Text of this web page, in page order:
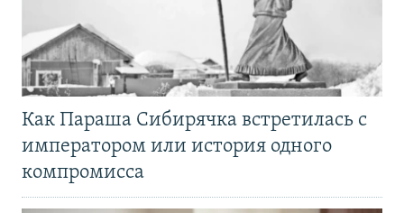
Как Параша Сибирячка встретилась с
императором или история одного
компромисса